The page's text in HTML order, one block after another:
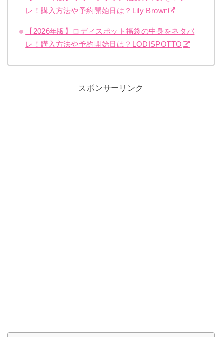
レ！購入方法や予約開始日は？Lily Brown
【2026年版】ロディスポット福袋の中身をネタバ
レ！購入方法や予約開始日は？LODISPOTTO
スポンサーリンク